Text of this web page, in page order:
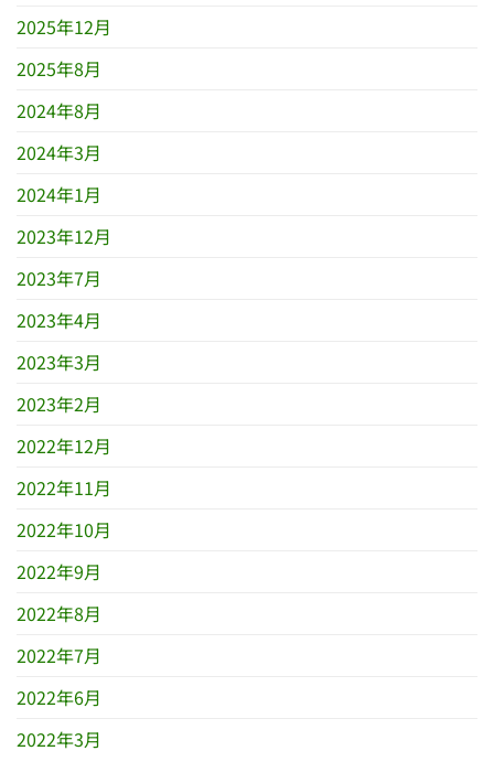
2025年12月
2025年8月
2024年8月
2024年3月
2024年1月
2023年12月
2023年7月
2023年4月
2023年3月
2023年2月
2022年12月
2022年11月
2022年10月
2022年9月
2022年8月
2022年7月
2022年6月
2022年3月